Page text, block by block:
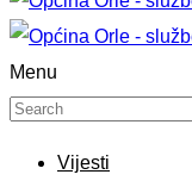
Menu
Vijesti